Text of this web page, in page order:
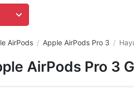
AirPods Apple AirPods Pro 3
AirPods Pro 3